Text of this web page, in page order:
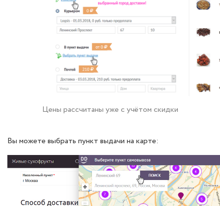
Цены рассчитаны уже с учётом скидки
Вы можете выбрать пункт выдачи на карте: